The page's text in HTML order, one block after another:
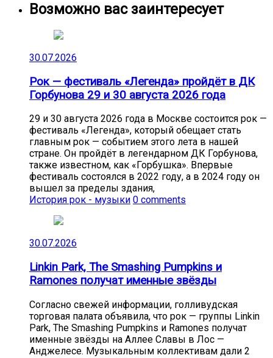
Возможно вас заинтересует
30.07.2026
Рок — фестиваль «Легенда» пройдёт в ДК
Горбунова 29 и 30 августа 2026 года
29 и 30 августа 2026 года в Москве состоится рок —
фестиваль «Легенда», который обещает стать
главным рок — событием этого лета в нашей
стране. Он пройдёт в легендарном ДК Горбунова,
также известном, как «Горбушка». Впервые
фестиваль состоялся в 2022 году, а в 2024 году он
вышел за пределы здания,
История рок - музыки 0 comments
30.07.2026
Linkin Park, The Smashing Pumpkins и
Ramones получат именные звёзды
Согласно свежей информации, голливудская
торговая палата объявила, что рок — группы Linkin
Park, The Smashing Pumpkins и Ramones получат
именные звёзды на Аллее Славы в Лос —
Анджелесе. Музыкальным коллективам дали 2